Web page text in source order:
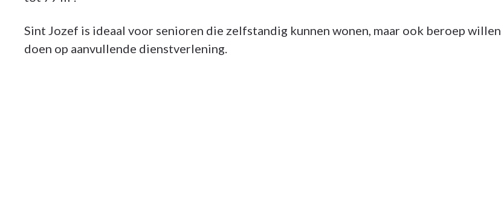
Sint Jozef is ideaal voor senioren die zelfstandig kunnen wonen, maar ook beroep willen
doen op aanvullende dienstverlening.